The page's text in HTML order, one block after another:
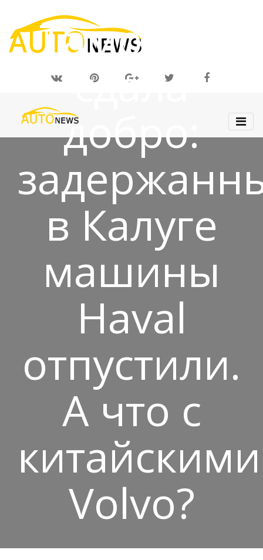
Таможня
сдала
добро:
в Калуге
машины
Haval
отпустили.
А что с
китайскими
Volvo?